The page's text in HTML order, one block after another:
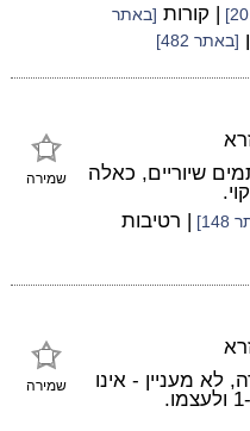
| קורות [באתר
[באתר 482]
שמירה
שיוריים, כאלה
| רטיבות
שמירה
לא מעניין - אינו